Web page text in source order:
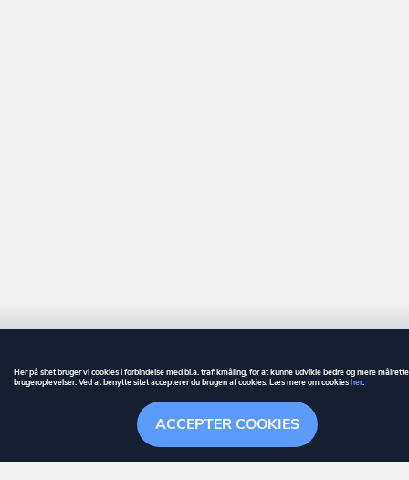
Søgehistorik Menu
GUIDE BETINGELSER
er et registreret varemærke tilhørende ownr ApS – CVR nr.: 36 40 88
ACCEPTER COOKIES
Her på sitet bruger vi cookies i forbindelse med bl.a. trafikmåling, for at kunne udvikle bedre og mere
brugeroplevelser. Ved at benytte sitet accepterer du brugen af cookies. Læs mere om cookiesher.